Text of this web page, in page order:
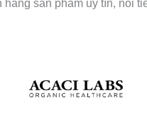
sản phẩm uy tín, nổi